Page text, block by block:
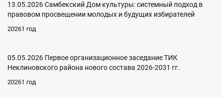
13.05.2026 Самбекский Дом культуры: системный подход в
правовом просвещении молодых и будущих избирателей
20261 год
05.05.2026 Первое организационное заседание ТИК
Неклиновского района нового состава 2026-2031 гг.
20261 год